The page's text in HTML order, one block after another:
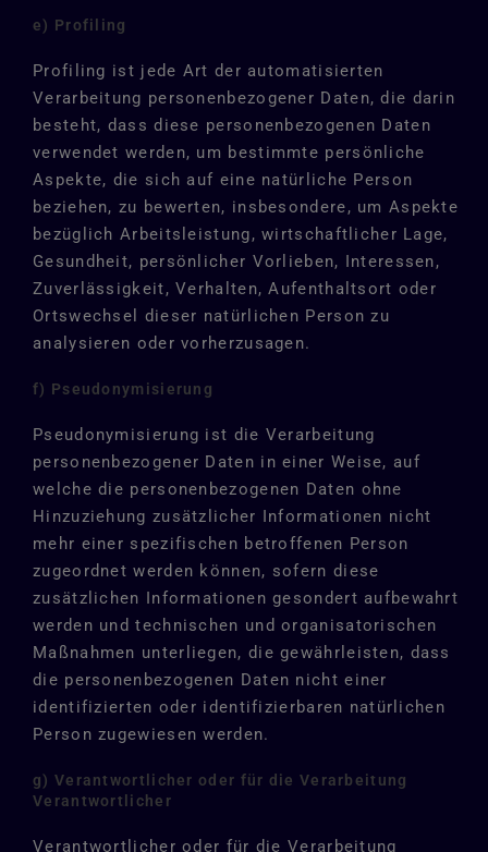
e) Profiling
Profiling ist jede Art der automatisierten
Verarbeitung personenbezogener Daten, die darin
besteht, dass diese personenbezogenen Daten
verwendet werden, um bestimmte persönliche
Aspekte, die sich auf eine natürliche Person
beziehen, zu bewerten, insbesondere, um Aspekte
bezüglich Arbeitsleistung, wirtschaftlicher Lage,
Gesundheit, persönlicher Vorlieben, Interessen,
Zuverlässigkeit, Verhalten, Aufenthaltsort oder
Ortswechsel dieser natürlichen Person zu
analysieren oder vorherzusagen.
f) Pseudonymisierung
Pseudonymisierung ist die Verarbeitung
personenbezogener Daten in einer Weise, auf
welche die personenbezogenen Daten ohne
Hinzuziehung zusätzlicher Informationen nicht
mehr einer spezifischen betroffenen Person
zugeordnet werden können, sofern diese
zusätzlichen Informationen gesondert aufbewahrt
werden und technischen und organisatorischen
Maßnahmen unterliegen, die gewährleisten, dass
die personenbezogenen Daten nicht einer
identifizierten oder identifizierbaren natürlichen
Person zugewiesen werden.
g) Verantwortlicher oder für die Verarbeitung
Verantwortlicher
Verantwortlicher oder für die Verarbeitung